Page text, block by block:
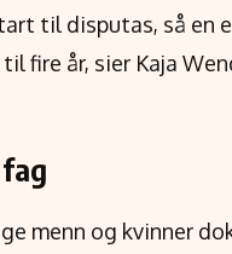
til disputas, så en
fire år, sier Kaja
menn og kvinner